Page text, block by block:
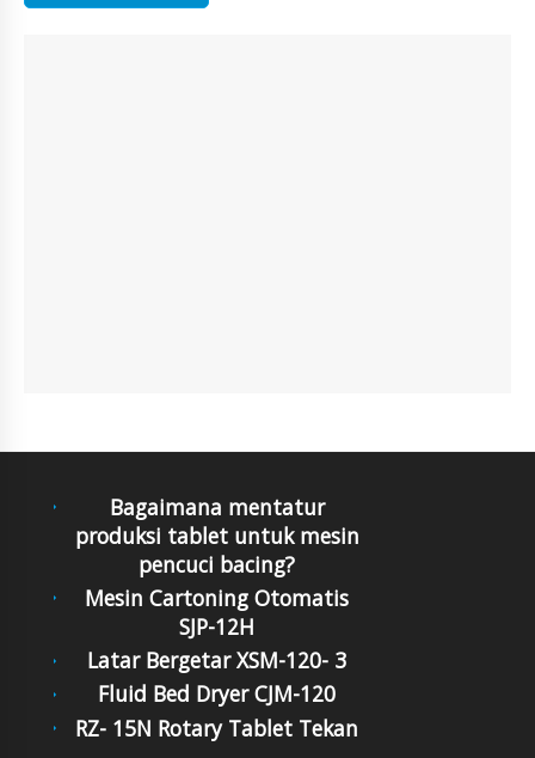
Bagaimana mentatur
produksi tablet untuk mesin
pencuci bacing?
Mesin Cartoning Otomatis
SJP-12H
Latar Bergetar XSM-120- 3
Fluid Bed Dryer CJM-120
RZ- 15N Rotary Tablet Tekan